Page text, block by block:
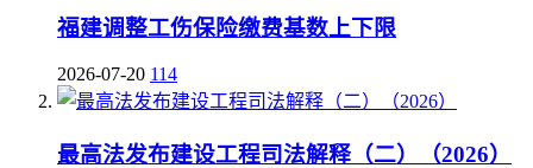
福建调整工伤保险缴费基数上下限
2026-07-20 114
最高法发布建设工程司法解释（二）（2026）